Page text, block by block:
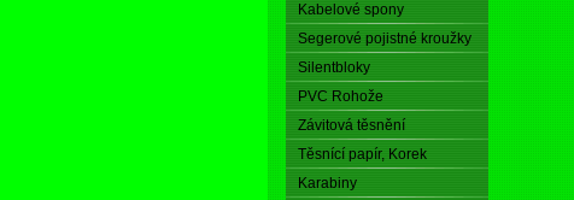
Kabelové spony
Segerové pojistné kroužky
Silentbloky
PVC Rohože
Závitová těsnění
Těsnící papír, Korek
Karabiny